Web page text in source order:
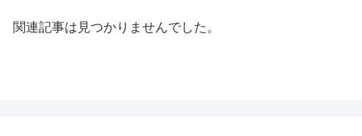
関連記事は見つかりませんでした。